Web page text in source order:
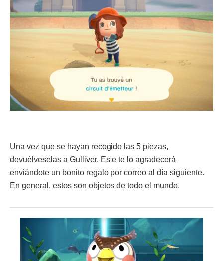
Una vez que se hayan recogido las 5 piezas,
devuélveselas a Gulliver. Este te lo agradecerá
enviándote un bonito regalo por correo al día siguiente.
En general, estos son objetos de todo el mundo.